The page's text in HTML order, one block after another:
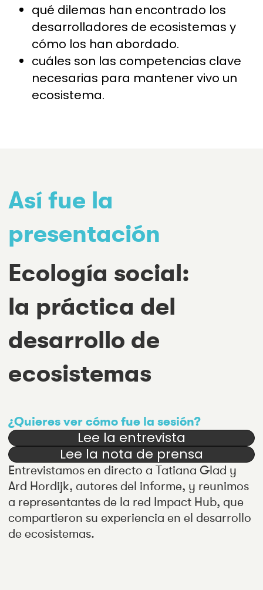
qué dilemas han encontrado los
desarrolladores de ecosistemas y
cómo los han abordado.
cuáles son las competencias clave
necesarias para mantener vivo un
ecosistema.
Así fue la
presentación
Ecología social:
la práctica del
desarrollo de
ecosistemas
¿Quieres ver cómo fue la sesión?
Lee la entrevista
Lee la nota de prensa
Entrevistamos en directo a Tatiana Glad y
Ard Hordijk, autores del informe, y reunimos
a representantes de la red Impact Hub, que
compartieron su experiencia en el desarrollo
de ecosistemas.